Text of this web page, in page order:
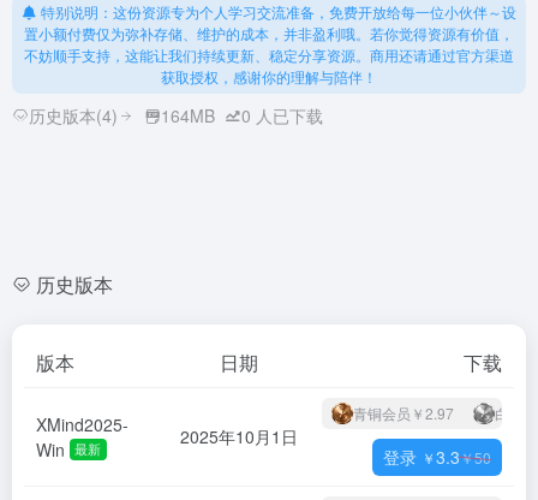
特别说明：这份资源专为个人学习交流准备，免费开放给每一位小伙伴～设
置小额付费仅为弥补存储、维护的成本，并非盈利哦。若你觉得资源有价值，
不妨顺手支持，这能让我们持续更新、稳定分享资源。商用还请通过官方渠道
获取授权，感谢你的理解与陪伴！
历史版本(4) 164MB 0 人已下载
历史版本
版本 日期 下载
XMind2025-
Win 最新
2025年10月1日
青铜会员 ￥2.97 白银
登录 ￥3.3￥50